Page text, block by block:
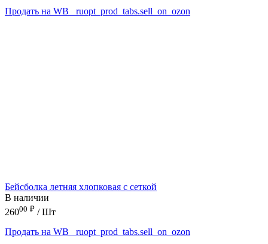
Продать на WB
_ruopt_prod_tabs.sell_on_ozon
Бейсболка летняя хлопковая с сеткой
В наличии
26000 ₽ / Шт
Продать на WB
_ruopt_prod_tabs.sell_on_ozon